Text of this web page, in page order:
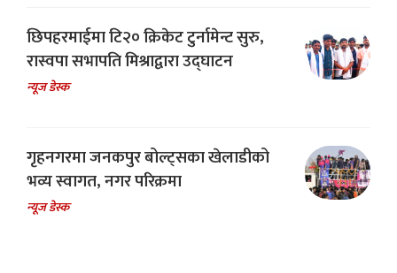
छिपहरमाईमा टि२० क्रिकेट टुर्नामेन्ट सुरु,
रास्वपा सभापति मिश्राद्वारा उद्घाटन
न्यूज डेस्क
गृहनगरमा जनकपुर बोल्ट्सका खेलाडीको
भव्य स्वागत, नगर परिक्रमा
न्यूज डेस्क